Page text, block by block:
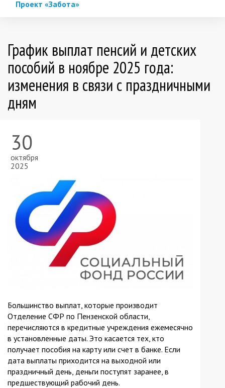
Проект «Забота»
График выплат пенсий и детских
пособий в ноябре 2025 года:
изменения в связи с праздничными
дням
30
октября
2025
Большинство выплат, которые производит
Отделение СФР по Пензенской области,
перечисляются в кредитные учреждения ежемесячно
в установленные даты. Это касается тех, кто
получает пособия на карту или счет в банке. Если
дата выплаты приходится на выходной или
праздничный день, деньги поступят заранее, в
предшествующий рабочий день.